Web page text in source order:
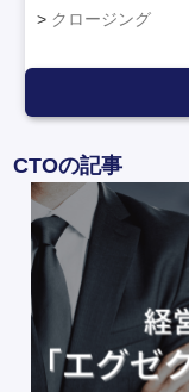
クロージング
CTOの記事